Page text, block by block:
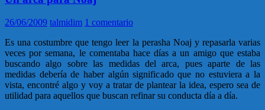
26/06/2009 talmidim 1 comentario
Es una costumbre que tengo leer la perasha Noaj y repasarla varias
veces por semana, le comentaba hace días a un amigo que estaba
buscando algo sobre las medidas del arca, pues aparte de las
medidas debería de haber algún significado que no estuviera a la
vista, encontré algo y voy a tratar de plantear la idea, espero sea de
utilidad para aquellos que buscan refinar su conducta día a día.